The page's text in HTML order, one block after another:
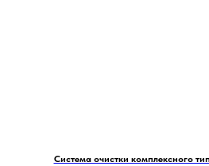
Система очистки комплексного